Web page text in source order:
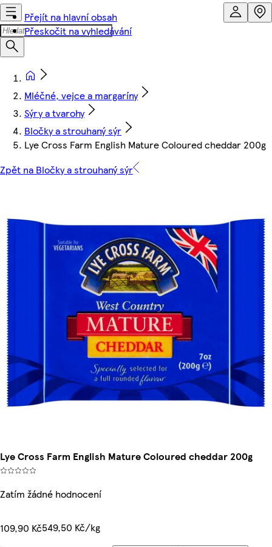
Přejít na hlavní obsah
Přeskočit na vyhledávání
Mléčné, vejce a margaríny
Sýry a tvarohy
Bločky a strouhaný sýr
Lye Cross Farm English Mature Coloured cheddar 200g
Zpět na Bločky a strouhaný sýr
Lye Cross Farm English Mature Coloured cheddar 200g
Zatím žádné hodnocení
109,90 Kč549,50 Kč/kg